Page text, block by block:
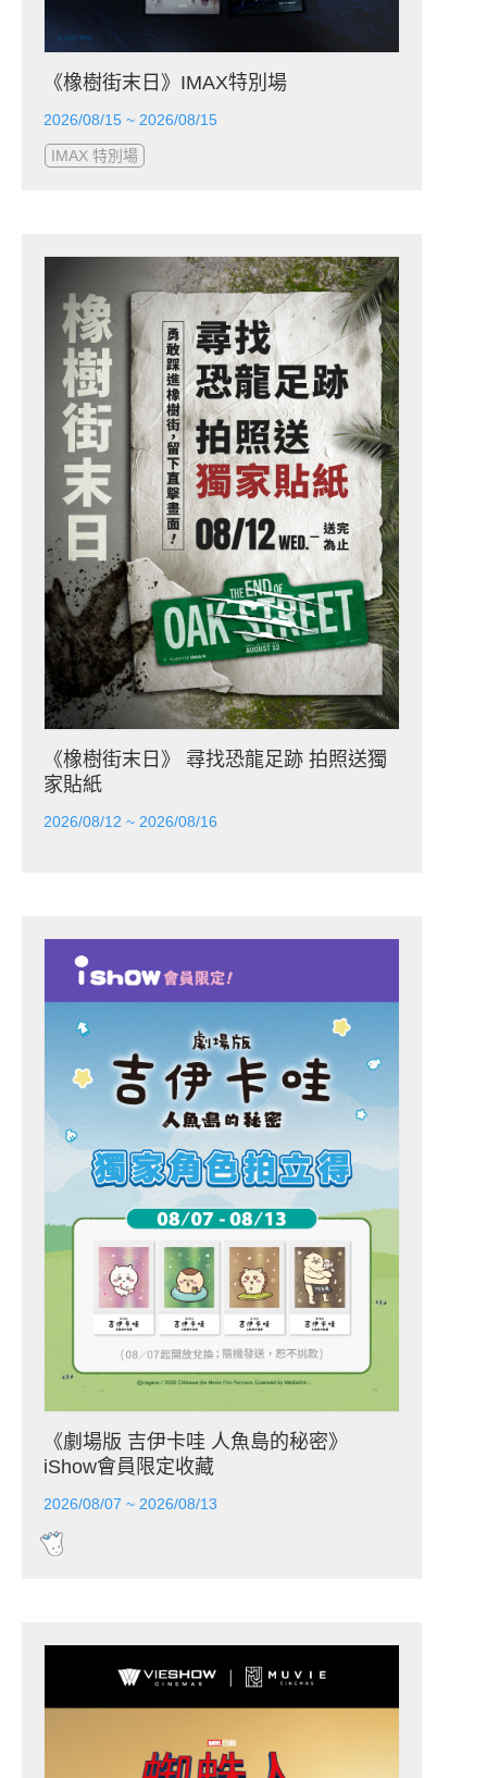
《橡樹街末日》IMAX特別場
2026/08/15 ~ 2026/08/15
IMAX 特別場
《橡樹街末日》 尋找恐龍足跡 拍照送獨
家貼紙
2026/08/12 ~ 2026/08/16
《劇場版 吉伊卡哇 人魚島的秘密》
iShow會員限定收藏
2026/08/07 ~ 2026/08/13